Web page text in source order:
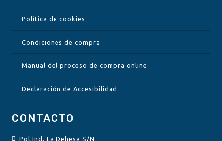
Política de cookies
Condiciones de compra
Manual del proceso de compra online
Declaración de Accesibilidad
CONTACTO
Pol.Ind. La Dehesa S/N